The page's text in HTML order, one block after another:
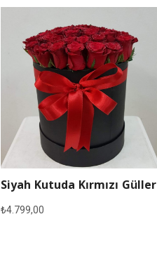
Siyah Kutuda Kırmızı Güller
₺4.799,00